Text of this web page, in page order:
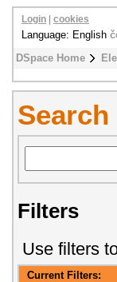
DSpace Home
Login cookies
Language: English
Search
Filters
Use filters
Current Filters: